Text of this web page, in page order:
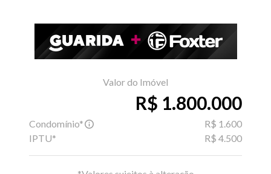
Valor do Imóvel
R$ 1.800.000
Condomínio*
R$ 1.600
IPTU*
R$ 4.500